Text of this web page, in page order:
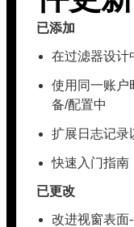
已添加
在过滤器设计
使用同一账户
备/配置中
扩展日志记录
快速入门指南
已更改
改进视窗表面